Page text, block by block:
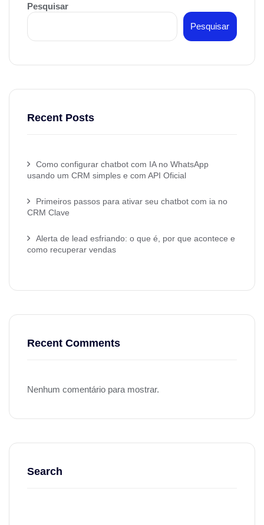
Pesquisar
Pesquisar
Recent Posts
Como configurar chatbot com IA no WhatsApp
usando um CRM simples e com API Oficial
Primeiros passos para ativar seu chatbot com ia no
CRM Clave
Alerta de lead esfriando: o que é, por que acontece e
como recuperar vendas
Recent Comments
Nenhum comentário para mostrar.
Search